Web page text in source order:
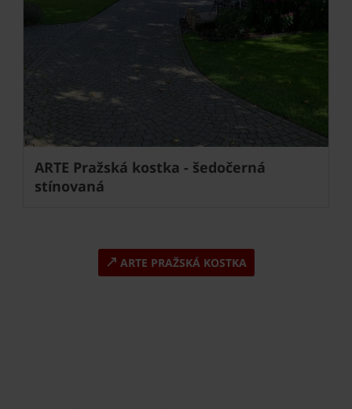
ARTE Pražská kostka - šedočerná
stínovaná
ARTE PRAŽSKÁ KOSTKA